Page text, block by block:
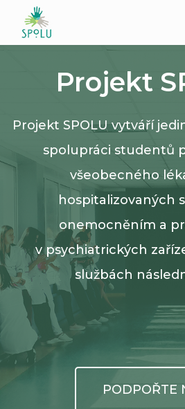
KLIENTI
Projekt
Projekt SPOLU vytváří
spolupráci studentů
všeobecného
hospitalizovaných
onemocněním a
v psychiatrických
službách
PODPOŘTE